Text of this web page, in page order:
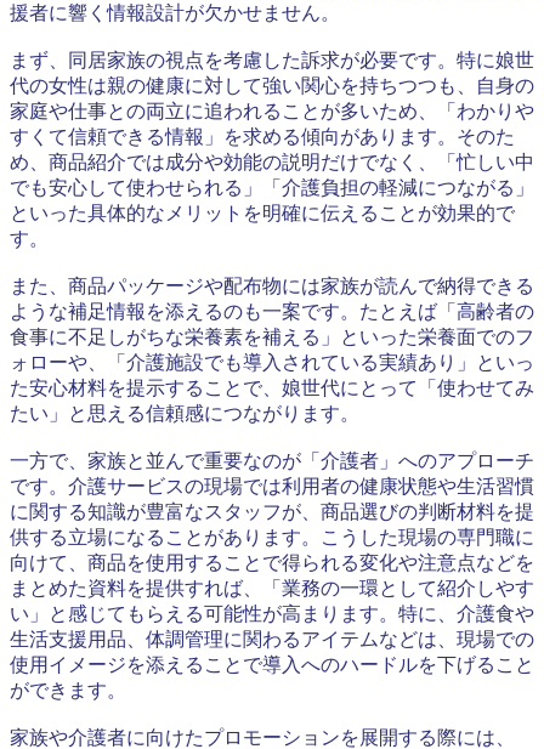
援者に響く情報設計が欠かせません。
まず、同居家族の視点を考慮した訴求が必要です。特に娘世
代の女性は親の健康に対して強い関心を持ちつつも、自身の
家庭や仕事との両立に追われることが多いため、「わかりや
すくて信頼できる情報」を求める傾向があります。そのた
め、商品紹介では成分や効能の説明だけでなく、「忙しい中
でも安心して使わせられる」「介護負担の軽減につながる」
といった具体的なメリットを明確に伝えることが効果的で
す。
また、商品パッケージや配布物には家族が読んで納得できる
ような補足情報を添えるのも一案です。たとえば「高齢者の
食事に不足しがちな栄養素を補える」といった栄養面でのフ
ォローや、「介護施設でも導入されている実績あり」といっ
た安心材料を提示することで、娘世代にとって「使わせてみ
たい」と思える信頼感につながります。
一方で、家族と並んで重要なのが「介護者」へのアプローチ
です。介護サービスの現場では利用者の健康状態や生活習慣
に関する知識が豊富なスタッフが、商品選びの判断材料を提
供する立場になることがあります。こうした現場の専門職に
向けて、商品を使用することで得られる変化や注意点などを
まとめた資料を提供すれば、「業務の一環として紹介しやす
い」と感じてもらえる可能性が高まります。特に、介護食や
生活支援用品、体調管理に関わるアイテムなどは、現場での
使用イメージを添えることで導入へのハードルを下げること
ができます。
家族や介護者に向けたプロモーションを展開する際には、